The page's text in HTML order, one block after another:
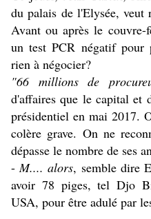
du palais de l'Elysée, veut
Avant ou après le couvre-
un test PCR négatif pour
rien à négocier?
"66 millions de
d'affaires que le capital et
présidentiel en mai 2017.
colère grave. On ne
dépasse le nombre de ses
-M.... alors, semble dire
avoir 78 piges, tel Djo
USA, pour être adulé par